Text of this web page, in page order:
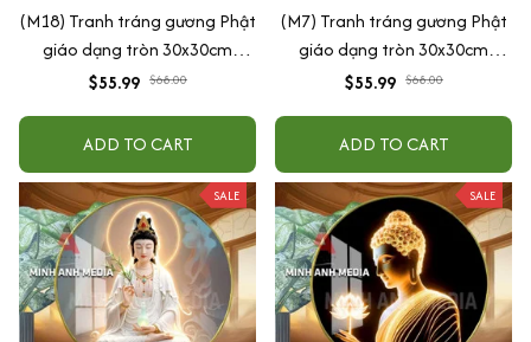
(M18) Tranh tráng gương Phật
giáo dạng tròn 30x30cm
(Tặng đế để bàn)
$55.99 $68.00
ADD TO CART
(M7) Tranh tráng gương Phật
giáo dạng tròn 30x30cm
(Tặng đế để bàn)
$55.99 $68.00
ADD TO CART
SALE SALE